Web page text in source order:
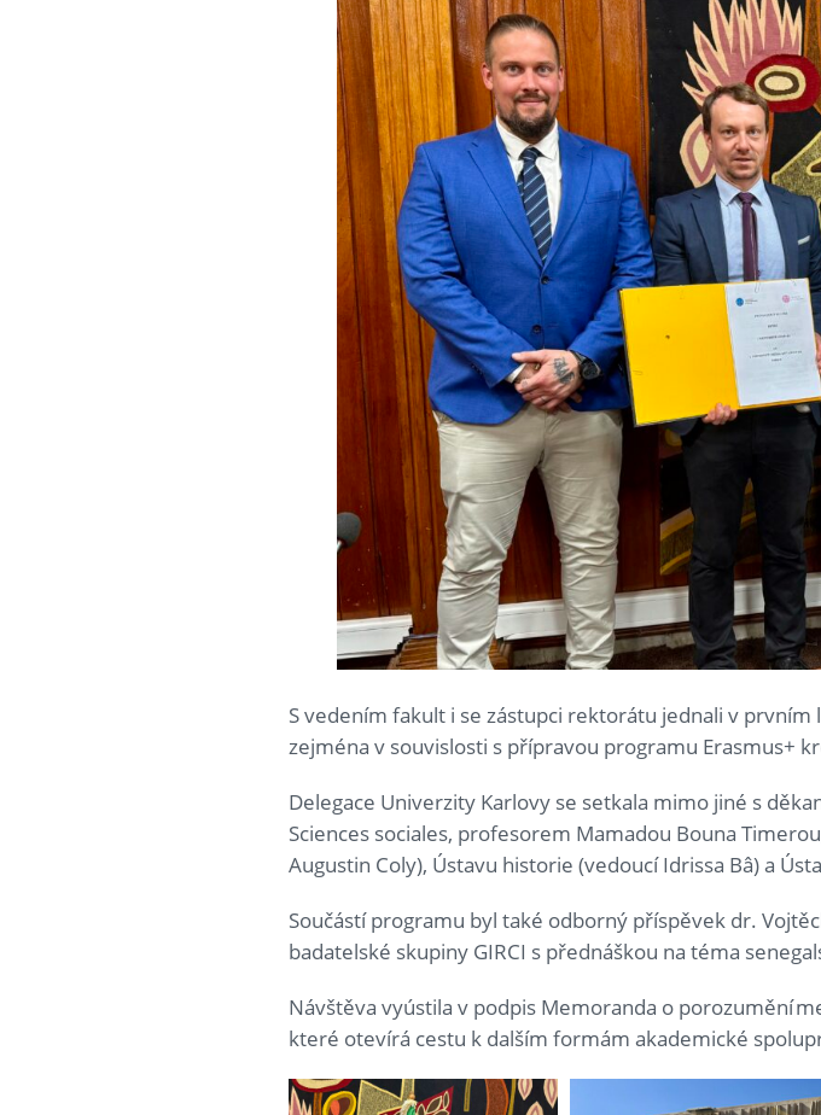
S vedením fakult i se zástupci rektorátu jednali v
zejména v souvislosti s přípravou programu Erasmus+
Delegace Univerzity Karlovy se setkala mimo jiné s
Sciences sociales, profesorem Mamadou Bouna
Augustin Coly), Ústavu historie (vedoucí Idrissa Bâ) a
Součástí programu byl také odborný příspěvek dr.
badatelské skupiny GIRCI s přednáškou na téma
Návštěva vyústila v podpis Memoranda o porozumění
které otevírá cestu k dalším formám akademické